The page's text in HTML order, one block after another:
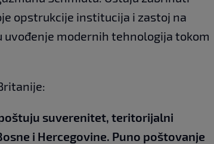
opstrukcije institucija i zastoj na
modernih tehnologija tokom
suverenitet, teritorijalni
i Hercegovine. Puno poštovanje